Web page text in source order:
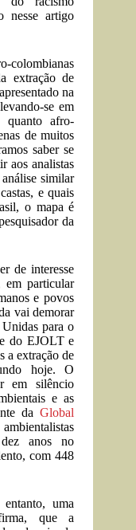
nesse artigo
colombianas
extração de
na
se em
quanto afro-
de muitos
saber se
aos analistas
similar
e quais
o mapa é
da
de interesse
em particular
e povos
vai demorar
para o
do EJOLT e
a extração de
hoje. O
em silêncio
e as
daGlobal
dez anos no
com 448
uma
que a